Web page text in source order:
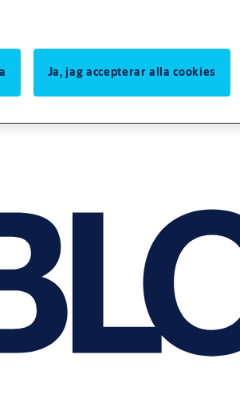
Ja, jag accepterar alla cookies